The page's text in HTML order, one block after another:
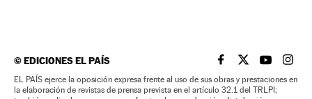
©EDICIONES EL PAÍS EL PAÍS BRASIL EN
EL PAÍSEL PAÍS
EL
EL PAÍS ejerce la oposición expresa frente al uso de sus obras y prestaciones en
la elaboración de revistas de prensa prevista en el artículo 32.1 del TRLPI;